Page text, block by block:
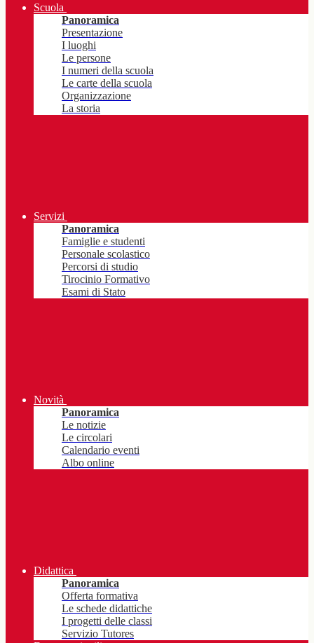
Scuola
Panoramica
Presentazione
I luoghi
Le persone
I numeri della scuola
Le carte della scuola
Organizzazione
La storia
Servizi
Panoramica
Famiglie e studenti
Personale scolastico
Percorsi di studio
Tirocinio Formativo
Esami di Stato
Novità
Panoramica
Le notizie
Le circolari
Calendario eventi
Albo online
Didattica
Panoramica
Offerta formativa
Le schede didattiche
I progetti delle classi
Servizio Tutores